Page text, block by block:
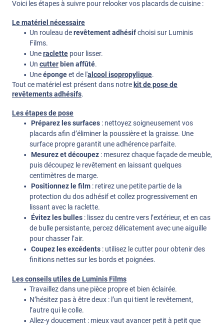
Voici les étapes à suivre pour relooker vos placards de cuisine :
Le matériel nécessaire
Un rouleau derevêtement adhésifchoisi sur Luminis
Films.
Uneraclettepour lisser.
Un cutterbien affûté.
Uneépongeet de l'alcool isopropylique.
Tout ce matériel est présent dans notrekit de pose de
revêtements adhésifs.
Les étapes de pose
Préparez les surfaces: nettoyez soigneusement vos
placards afin d’éliminer la poussière et la graisse. Une
surface propre garantit une adhérence parfaite.
Mesurez et découpez: mesurez chaque façade de meuble,
puis découpez le revêtement en laissant quelques
centimètres de marge.
Positionnez le film: retirez une petite partie de la
protection du dos adhésif et collez progressivement en
lissant avec la raclette.
Évitez les bulles: lissez du centre vers l’extérieur, et en cas
de bulle persistante, percez délicatement avec une aiguille
pour chasser l’air.
Coupez les excédents: utilisez le cutter pour obtenir des
finitions nettes sur les bords et poignées.
Les conseils utiles de Luminis Films
Travaillez dans une pièce propre et bien éclairée.
N’hésitez pas à être deux : l’un qui tient le revêtement,
l’autre qui le colle.
Allez-y doucement : mieux vaut avancer petit à petit que